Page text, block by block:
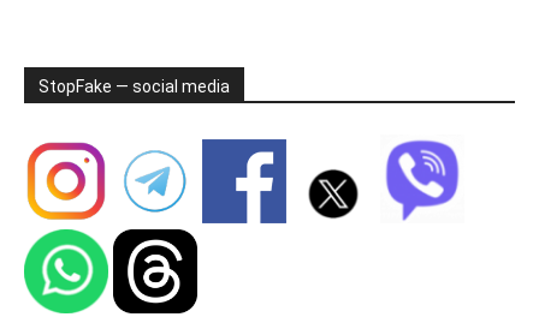
StopFake — social media